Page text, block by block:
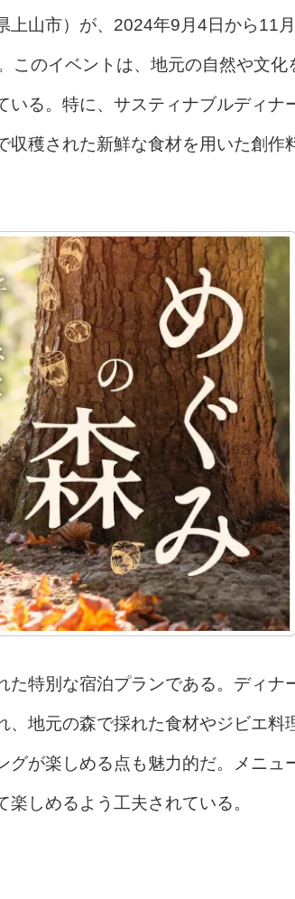
上山市）が、2024年9月4日から11月
このイベントは、地元の自然や文化
いる。特に、サスティナブルディナ
収穫された新鮮な食材を用いた創作
た特別な宿泊プランである。ディナ
、地元の森で採れた食材やジビエ料
グが楽しめる点も魅力的だ。メニュ
しめるよう工夫されている。